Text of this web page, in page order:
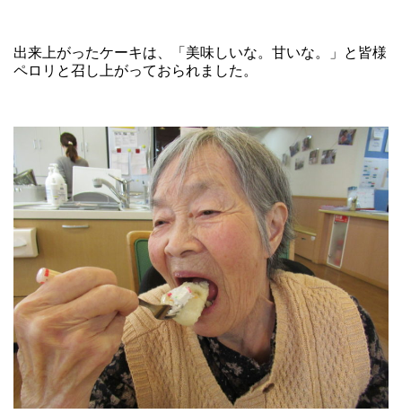
出来上がったケーキは、「美味しいな。甘いな。」と皆様
ペロリと召し上がっておられました。